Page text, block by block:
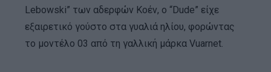
Lebowski” των αδερφών Κοέν, ο “Dude” είχε
εξαιρετικό γούστο στα γυαλιά ηλίου, φορώντας
το μοντέλο 03 από τη γαλλική μάρκα Vuarnet.